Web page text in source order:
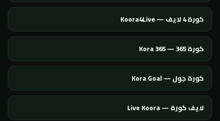
كورة 4 لايف — Koora4Live
كورة 365 — Kora 365
كورة جول — Kora Goal
لايف كورة — Live Koora